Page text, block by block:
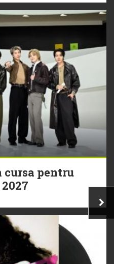
cursa pentru